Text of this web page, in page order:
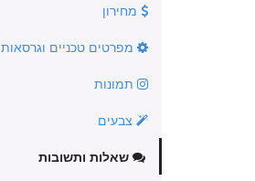
מחירון
מפרטים טכניים וגרסאות
תמונות
צבעים
שאלות ותשובות